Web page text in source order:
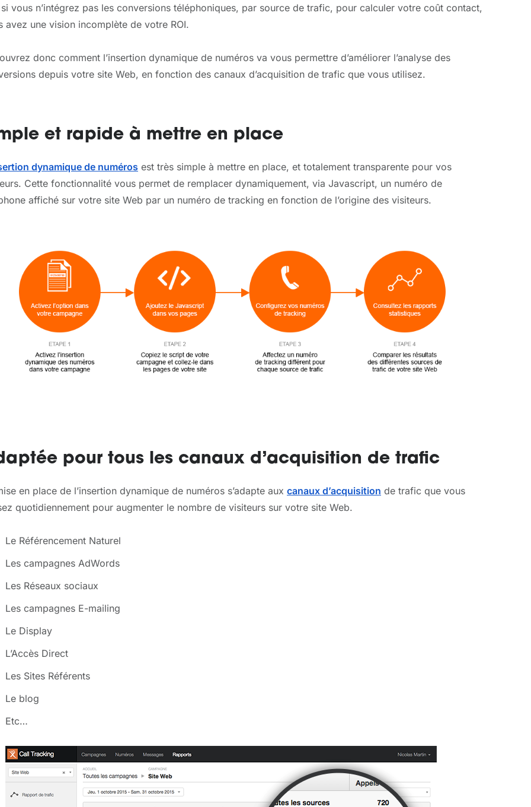
vous n’intégrez pas les conversions téléphoniques, par source de trafic, pour calculer votre coût contact,
avez une vision incomplète de votre ROI.
donc comment l’insertion dynamique de numéros va vous permettre d’améliorer l’analyse des
depuis votre site Web, en fonction des canaux d’acquisition de trafic que vous utilisez.
et rapide à mettre en place
dynamique de numéros est très simple à mettre en place, et totalement transparente pour vos
Cette fonctionnalité vous permet de remplacer dynamiquement, via Javascript, un numéro de
affiché sur votre site Web par un numéro de tracking en fonction de l’origine des visiteurs.
pour tous les canaux d’acquisition de trafic
en place de l’insertion dynamique de numéros s’adapte aux canaux d’acquisition de trafic que vous
quotidiennement pour augmenter le nombre de visiteurs sur votre site Web.
Le Référencement Naturel
Les campagnes AdWords
Les Réseaux sociaux
Les campagnes E-mailing
Le Display
L’Accès Direct
Les Sites Référents
Le blog
Etc…